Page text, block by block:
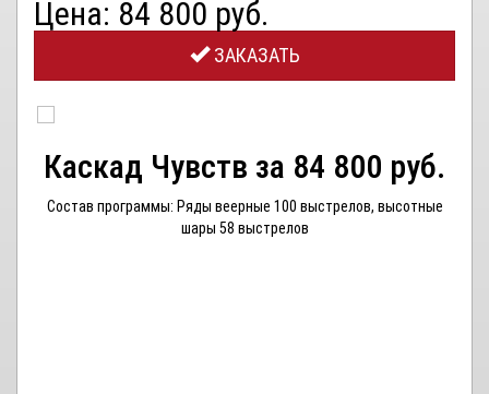
Цена: 84 800 руб.
ЗАКАЗАТЬ
Каскад Чувств за 84 800 руб.
Состав программы: Ряды веерные 100 выстрелов, высотные
шары 58 выстрелов